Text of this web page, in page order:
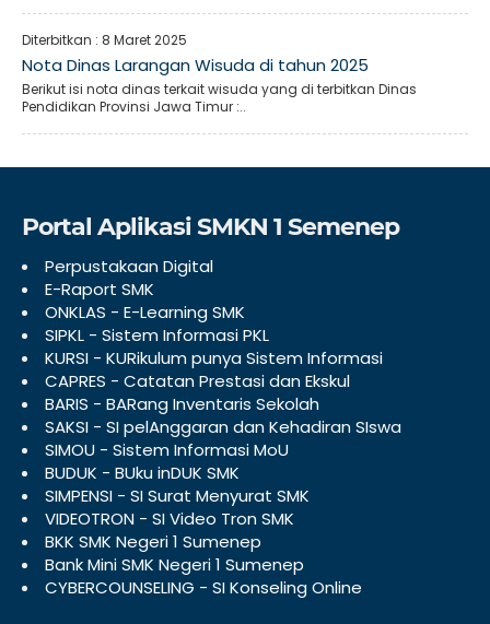
Diterbitkan : 8 Maret 2025
Nota Dinas Larangan Wisuda di tahun 2025
Berikut isi nota dinas terkait wisuda yang di terbitkan Dinas
Pendidikan Provinsi Jawa Timur :..
Portal Aplikasi SMKN 1 Semenep
Perpustakaan Digital
E-Raport SMK
ONKLAS - E-Learning SMK
SIPKL - Sistem Informasi PKL
KURSI - KURikulum punya Sistem Informasi
CAPRES - Catatan Prestasi dan Ekskul
BARIS - BARang Inventaris Sekolah
SAKSI - SI pelAnggaran dan Kehadiran SIswa
SIMOU - Sistem Informasi MoU
BUDUK - BUku inDUK SMK
SIMPENSI - SI Surat Menyurat SMK
VIDEOTRON - SI Video Tron SMK
BKK SMK Negeri 1 Sumenep
Bank Mini SMK Negeri 1 Sumenep
CYBERCOUNSELING - SI Konseling Online